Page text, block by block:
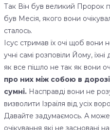
Так Він був великий Пророк
був Месія, якого вони
сталось.
Ісус стримав їх очі щоб вони
учні самі розповіли Йому,
як все пішло не так як вони
про них між собою в дорозі
сумні. Насправді вони не
визволити Ізраїля від усіх
Давайте задумаємось. А